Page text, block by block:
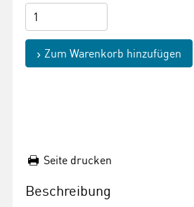
Zum Warenkorb hinzufügen
Seite drucken
Beschreibung